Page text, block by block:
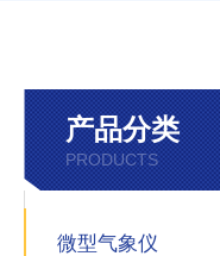
产品分类
PRODUCTS
微型气象仪